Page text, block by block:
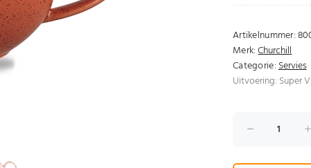
Artikelnummer:
Merk:Churchill
Categorie:Servies
Uitvoering: Super